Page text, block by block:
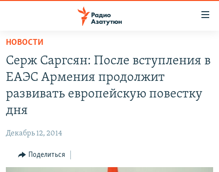
Перейти
основному
содержанию
основной
Перейти
поиску
НОВОСТИ
ПОЛИТИКА
РЕГИОН
НАГОРНЫЙ КАРАБАХ
НОВОСТИ
Серж Саргсян: После вступления в
ЕАЭС Армения продолжит
развивать европейскую повестку
дня
Декабрь 12, 2014
Поделиться